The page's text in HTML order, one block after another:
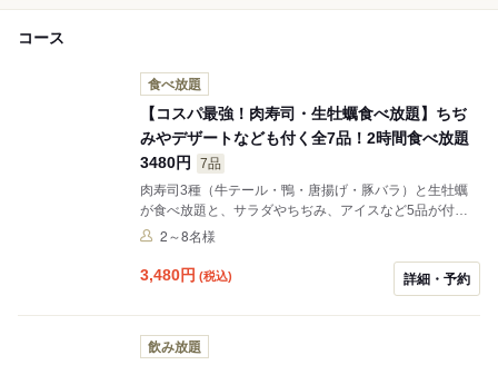
コース
食べ放題
【コスパ最強！肉寿司・生牡蠣食べ放題】ちぢ
みやデザートなども付く全7品！2時間食べ放題
3480円
7品
肉寿司3種（牛テール・鴨・唐揚げ・豚バラ）と生牡蠣
が食べ放題と、サラダやちぢみ、アイスなど5品が付い
たコスパ最強コース◎
2～8名様
3,480円 (税込) 詳細・予約
飲み放題